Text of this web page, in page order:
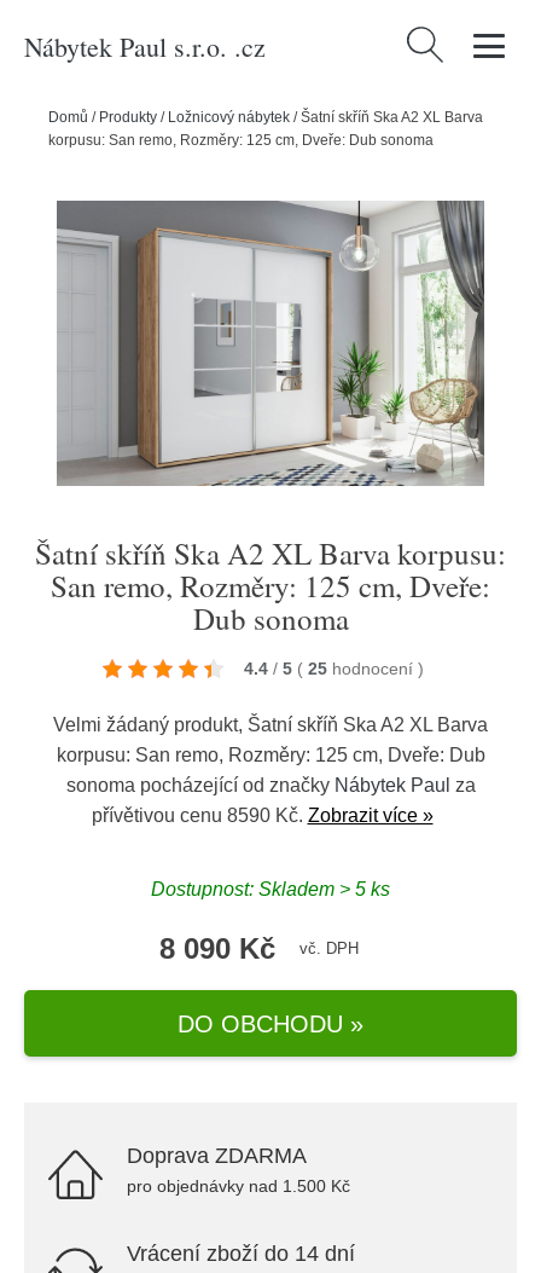
Nábytek Paul s.r.o. .cz Vyhledávání
Domů / Produkty / Ložnicový nábytek /Šatní skříň Ska A2 XL Barva
korpusu: San remo, Rozměry: 125 cm, Dveře: Dub sonoma
Šatní skříň Ska A2 XL Barva korpusu:
San remo, Rozměry: 125 cm, Dveře:
Dub sonoma
4.4 / 5 ( 25 hodnocení )
Velmi žádaný produkt, Šatní skříň Ska A2 XL Barva
korpusu: San remo, Rozměry: 125 cm, Dveře: Dub
sonoma pocházející od značky Nábytek Paul za
přívětivou cenu 8590 Kč. Zobrazit více »
Dostupnost: Skladem > 5 ks
8 090 Kč vč. DPH
DO OBCHODU »
Doprava ZDARMA
pro objednávky nad 1.500 Kč
Vrácení zboží do 14 dní